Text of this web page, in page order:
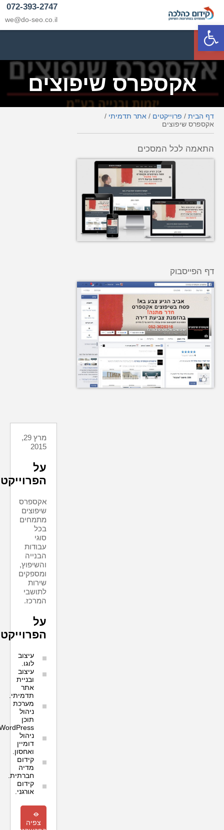
פתח סרגל נגישות
072-393-2747
we@do-seo.co.il
p
אקספרס שיפוצים
דף הבית / פרוייקטים / אתר תדמיתי /
אקספרס שיפוצים
התאמה לכל המסכים
דף הפייסבוק
מרץ 29,
2015
על
הפרוייקט
אקספרס
שיפוצים
מתמחים
בכל
סוגי
עבודות
הבנייה
והשיפוץ,
ומספקים
שירות
לתושבי
המרכז.
על
עיצוב
לוגו.
עיצוב
ובניית
אתר
תדמיתי.
מערכת
ניהול
תוכן
ניהול
דומיין
ואחסון.
קידום
מדיה
חברתית.
קידום
אורגני.
m
צפיה